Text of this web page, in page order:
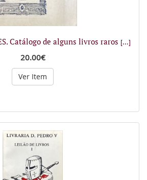
Catálogo de alguns livros raros [...]
20.00€
Ver Item